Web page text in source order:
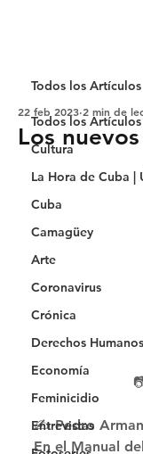
Todos los Artículos
Cultura
La Hora de Cuba |
Cuba
Camagüey
Arte
Coronavirus
Crónica
Derechos Humanos
Economía
Feminicidio
Entrevistas
Todos los Artículos
Los
22 feb 2023 2 min de
✍ Pedro
En el Manual